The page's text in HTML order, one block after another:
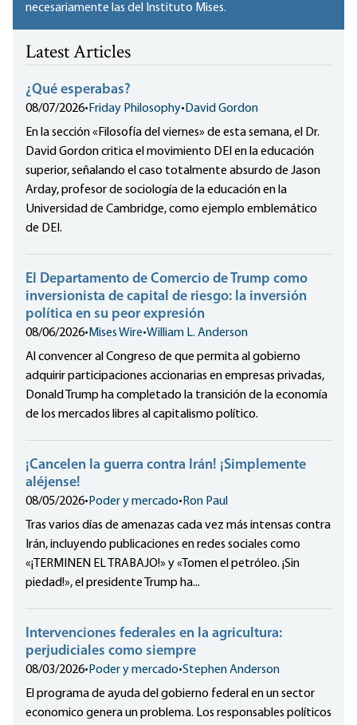
necesariamente las del Instituto Mises.
Latest Articles
¿Qué esperabas?
08/07/2026• Friday Philosophy• David Gordon
En la sección «Filosofía del viernes» de esta semana, el Dr.
David Gordon critica el movimiento DEI en la educación
superior, señalando el caso totalmente absurdo de Jason
Arday, profesor de sociología de la educación en la
Universidad de Cambridge, como ejemplo emblemático
de DEI.
El Departamento de Comercio de Trump como
inversionista de capital de riesgo: la inversión
política en su peor expresión
08/06/2026• Mises Wire•William L. Anderson
Al convencer al Congreso de que permita al gobierno
adquirir participaciones accionarias en empresas privadas,
Donald Trump ha completado la transición de la economía
de los mercados libres al capitalismo político.
¡Cancelen la guerra contra Irán! ¡Simplemente
aléjense!
08/05/2026• Poder y mercado• Ron Paul
Tras varios días de amenazas cada vez más intensas contra
Irán, incluyendo publicaciones en redes sociales como
«¡TERMINEN EL TRABAJO!» y «Tomen el petróleo. ¡Sin
piedad!», el presidente Trump ha...
Intervenciones federales en la agricultura:
perjudiciales como siempre
08/03/2026• Poder y mercado•Stephen Anderson
El programa de ayuda del gobierno federal en un sector
economico genera un problema. Los responsables políticos